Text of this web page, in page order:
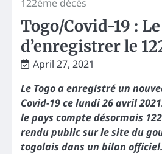
122ème décès
Togo/Covid-19 :
d’enregistrer le
April 27, 2021
Le Togo a enregistré un
Covid-19 ce lundi 26 avril
le pays compte désormais
rendu public sur le site du
togolais dans un bilan officiel.